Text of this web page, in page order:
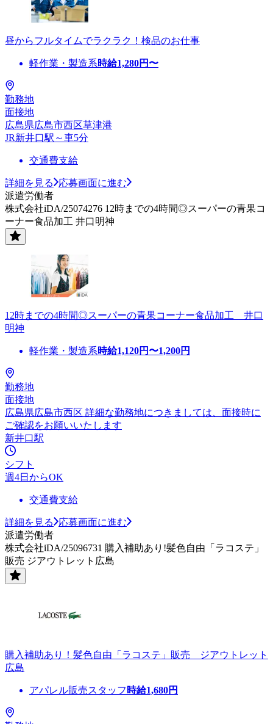
昼からフルタイムでラクラク！検品のお仕事
軽作業・製造系時給1,280円〜
勤務地
面接地
広島県広島市西区草津港
JR新井口駅～車5分
交通費支給
詳細を見る
応募画面に進む
派遣労働者
株式会社iDA/25074276 12時までの4時間◎スーパーの青果コ
ーナー食品加工 井口明神
12時までの4時間◎スーパーの青果コーナー食品加工 井口
明神
軽作業・製造系時給1,120円〜1,200円
勤務地
面接地
広島県広島市西区 詳細な勤務地につきましては、面接時に
ご確認をお願いいたします
新井口駅
シフト
週4日からOK
交通費支給
詳細を見る
応募画面に進む
派遣労働者
株式会社iDA/25096731 購入補助あり!髪色自由「ラコステ」
販売 ジアウトレット広島
購入補助あり！髪色自由「ラコステ」販売 ジアウトレット
広島
アパレル販売スタッフ 時給1,680円